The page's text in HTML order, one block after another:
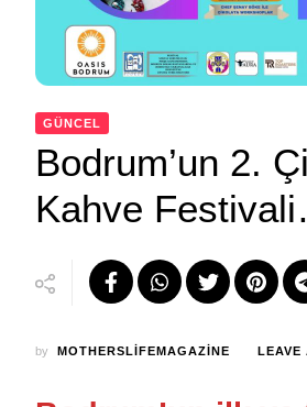
GÜNCEL
Bodrum’un 2.
Kahve
by MOTHERSLIFEMAGAZINE LEAVE